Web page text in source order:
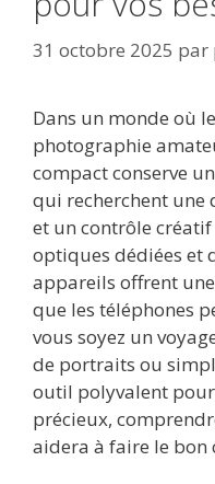
31 octobre 2025 par
Dans un monde où
photographie
compact conserve
qui recherchent une
et un contrôle créatif
optiques dédiées et
appareils offrent
que les téléphones
vous soyez un
de portraits ou
outil polyvalent
précieux,
aidera à faire le bon